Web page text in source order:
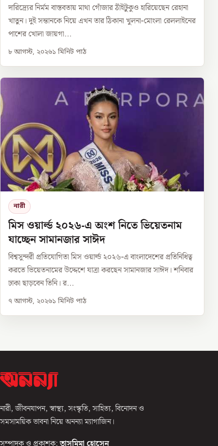
দারিদ্র্যের নির্মম বাস্তবতায় মাথা গোঁজার ঠাঁইটুকুও হারিয়েছেন রেহানা
খাতুন। দুই সন্তানকে নিয়ে এখন তার ঠিকানা খুলনা-মোংলা রেললাইনের
পাশের খোলা জায়গা...
৮ আগস্ট, ২০২৬১ মিনিট পাঠ
নারী
মিস ওয়ার্ল্ড ২০২৬-এ অংশ নিতে ভিয়েতনাম
যাচ্ছেন সামানজার সাঈদ
বিশ্বসুন্দরী প্রতিযোগিতা মিস ওয়ার্ল্ড ২০২৬-এ বাংলাদেশের প্রতিনিধিত্ব
করতে ভিয়েতনামের উদ্দেশে যাত্রা করছেন সামানজার সাঈদ। শনিবার
ঢাকা ছাড়বেন তিনি। র...
৭ আগস্ট, ২০২৬১ মিনিট পাঠ
নারী, জীবনযাপন, স্বাস্থ্য, সংস্কৃতি, সাহিত্য, বিনোদন ও
সমসাময়িক ভাবনা নিয়ে অনন্যা ম্যাগাজিন।